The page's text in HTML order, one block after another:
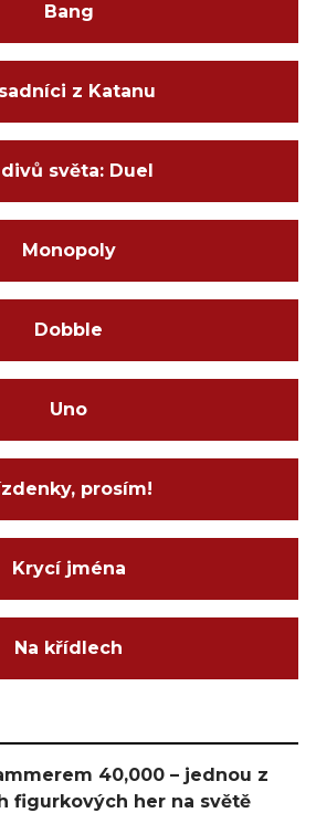
Bang
z Katanu
světa: Duel
Monopoly
Dobble
Uno
prosím!
Krycí jména
Na křídlech
40,000 – jednou z
figurkových her na světě